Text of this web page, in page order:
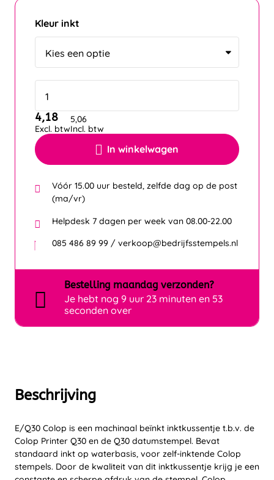
Beschrijving
E/Q30 Colop is een machinaal beïnkt inktkussentje t.b.v. de
Colop Printer Q30 en de Q30 datumstempel. Bevat
standaard inkt op waterbasis, voor zelf-inktende Colop
stempels. Door de kwaliteit van dit inktkussentje krijg je een
Kleur inkt
In winkelwagen
4,18
Excl. btw
5,06
Incl. btw
Vóór 15.00 uur besteld, zelfde dag op de post
(ma/vr)
Helpdesk 7 dagen per week van 08.00-22.00
085 486 89 99 / verkoop@bedrijfsstempels.nl
Bestelling maandag verzonden?
Je hebt nog 9 uur 23 minuten en 53
seconden over